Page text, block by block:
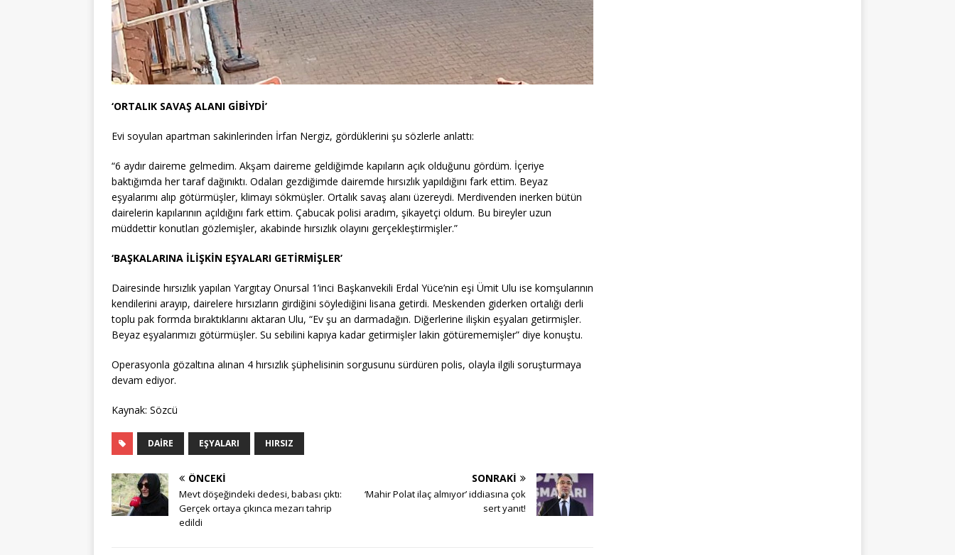
‘ORTALIK SAVAŞ ALANI GİBİYDİ’
Evi soyulan apartman sakinlerinden İrfan Nergiz, gördüklerini şu sözlerle anlattı:
“6 aydır daireme gelmedim. Akşam daireme geldiğimde kapıların açık olduğunu gördüm. İçeriye
baktığımda her taraf dağınıktı. Odaları gezdiğimde dairemde hırsızlık yapıldığını fark ettim. Beyaz
eşyalarımı alıp götürmüşler, klimayı sökmüşler. Ortalık savaş alanı üzereydi. Merdivenden inerken bütün
dairelerin kapılarının açıldığını fark ettim. Çabucak polisi aradım, şikayetçi oldum. Bu bireyler uzun
müddettir konutları gözlemişler, akabinde hırsızlık olayını gerçekleştirmişler.”
‘BAŞKALARINA İLİŞKİN EŞYALARI GETİRMİŞLER’
Dairesinde hırsızlık yapılan Yargıtay Onursal 1’inci Başkanvekili Erdal Yüce’nin eşi Ümit Ulu ise komşularının
kendilerini arayıp, dairelere hırsızların girdiğini söylediğini lisana getirdi. Meskenden giderken ortalığı derli
toplu pak formda bıraktıklarını aktaran Ulu, “Ev şu an darmadağın. Diğerlerine ilişkin eşyaları getirmişler.
Beyaz eşyalarımızı götürmüşler. Su sebilini kapıya kadar getirmişler lakin götürememişler” diye konuştu.
Operasyonla gözaltına alınan 4 hırsızlık şüphelisinin sorgusunu sürdüren polis, olayla ilgili soruşturmaya
devam ediyor.
Kaynak: Sözcü
DAIRE EŞYALARI HIRSIZ
ÖNCEKI
Mevt döşeğindeki dedesi, babası çıktı:
Gerçek ortaya çıkınca mezarı tahrip
edildi
SONRAKI
‘Mahir Polat ilaç almıyor’ iddiasına çok
sert yanıt!